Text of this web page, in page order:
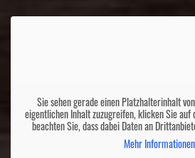
Sie sehen gerade einen Platzhalterinhalt von
eigentlichen Inhalt zuzugreifen, klicken Sie
beachten Sie, dass dabei Daten an
Mehr Informationen